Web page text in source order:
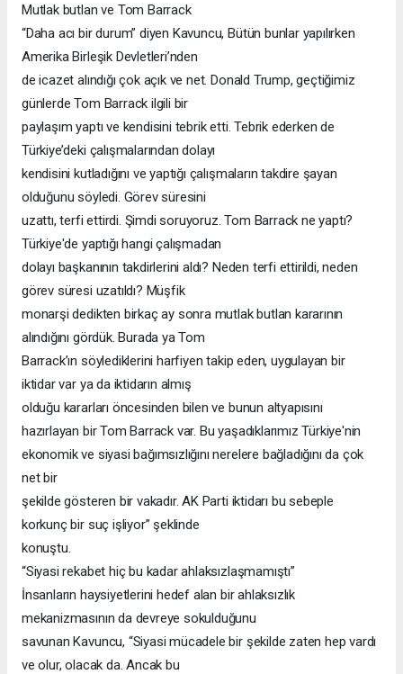
Mutlak butlan ve Tom Barrack
“Daha acı bir durum” diyen Kavuncu, Bütün bunlar yapılırken
Amerika Birleşik Devletleri’nden
de icazet alındığı çok açık ve net. Donald Trump, geçtiğimiz
günlerde Tom Barrack ilgili bir
paylaşım yaptı ve kendisini tebrik etti. Tebrik ederken de
Türkiye’deki çalışmalarından dolayı
kendisini kutladığını ve yaptığı çalışmaların takdire şayan
olduğunu söyledi. Görev süresini
uzattı, terfi ettirdi. Şimdi soruyoruz. Tom Barrack ne yaptı?
Türkiye'de yaptığı hangi çalışmadan
dolayı başkanının takdirlerini aldı? Neden terfi ettirildi, neden
görev süresi uzatıldı? Müşfik
monarşi dedikten birkaç ay sonra mutlak butlan kararının
alındığını gördük. Burada ya Tom
Barrack’ın söylediklerini harfiyen takip eden, uygulayan bir
iktidar var ya da iktidarın almış
olduğu kararları öncesinden bilen ve bunun altyapısını
hazırlayan bir Tom Barrack var. Bu yaşadıklarımız Türkiye'nin
ekonomik ve siyasi bağımsızlığını nerelere bağladığını da çok
net bir
şekilde gösteren bir vakadır. AK Parti iktidarı bu sebeple
korkunç bir suç işliyor” şeklinde
konuştu.
“Siyasi rekabet hiç bu kadar ahlaksızlaşmamıştı”
İnsanların haysiyetlerini hedef alan bir ahlaksızlık
mekanizmasının da devreye sokulduğunu
savunan Kavuncu, “Siyasi mücadele bir şekilde zaten hep vardı
ve olur, olacak da. Ancak bu